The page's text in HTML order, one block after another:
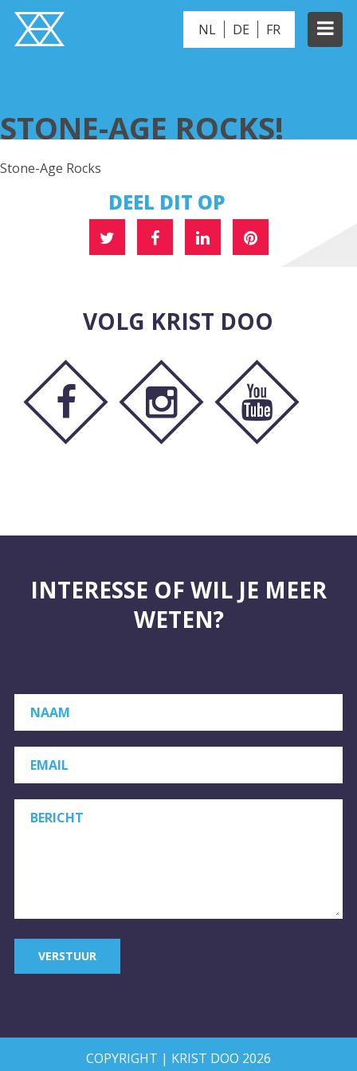
NL DE FR
STONE-AGE ROCKS!
Stone-Age Rocks
DEEL DIT OP
VOLG KRIST DOO
INTERESSE OF WIL JE MEER
WETEN?
VERSTUUR
COPYRIGHT | KRIST DOO 2026